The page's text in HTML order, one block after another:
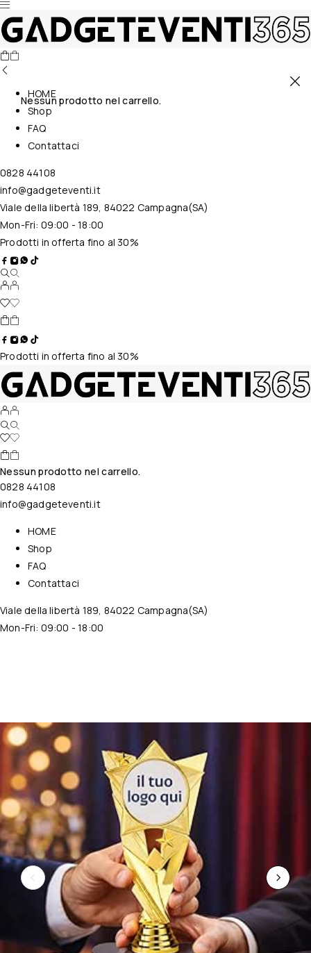
Nessun prodotto nel carrello.
HOME
Shop
FAQ
Contattaci
0828 44108
info@gadgeteventi.it
Viale della libertà 189, 84022 Campagna(SA)
Mon-Fri: 09:00 - 18:00
Prodotti in offerta fino al 30%
Prodotti in offerta fino al 30%
Nessun prodotto nel carrello.
0828 44108
info@gadgeteventi.it
HOME
Shop
FAQ
Contattaci
Viale della libertà 189, 84022 Campagna(SA)
Mon-Fri: 09:00 - 18:00